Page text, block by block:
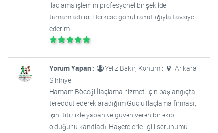
ilaçlama işlemini profesyonel bir şekilde
tamamladılar. Herkese gönül rahatlığıyla tavsiye
ederim.
Yorum Yapan : Yeliz Bakır, Konum :
Ankara
Sıhhiye
Hamam Böceği İlaçlama hizmeti için başlangıçta
tereddüt ederek aradığım Güçlü İlaçlama firması,
işini titizlikle yapan ve güven veren bir ekip
olduğunu kanıtladı. Haşerelerle ilgili sorunumu